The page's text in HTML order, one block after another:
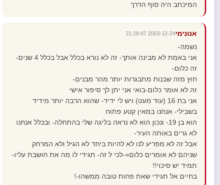
המיכתב היה סוף הדרך
אנונימי2003-12-24 21:28:47
נשמה-
אני באמת לא מבינה אותך- זה לא נורא בכלל אבל בכלל 4 שנים-
זה כלום-
חוץ מזה שבנות מתבגרות יותר מהר מבנים-
זה לא אומר כלום-בואי אני יתן לך סיפור אישי
אני בת 16 (עוד מעט) ויש לי ידיד- שהוא הרבה יותר מידיד
בשבילי- אנחנו במאין קטע פתוח
הוא בן 19- ונכון הוא לא נראה בליגה שלי בהתחלה- ובכלל אנחנו
לא גרים באותה העיר-
אבל זה לא מפריע לנו לא להיות ביחד לא הגיל ולא המרחק
שניהם לא אומרים כלום=-לכי ל זה- תגידי לו מה את חושבת עליו-
תמיד יש סיכוי!!
בחיים אל תגידי שאת פחות טובה ממשהו-!